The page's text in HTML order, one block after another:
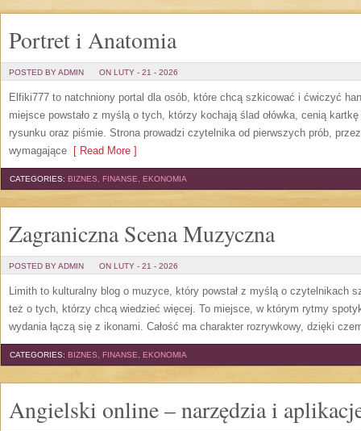
Portret i Anatomia
POSTED BY ADMIN ON LUTY - 21 - 2026
Elfiki777 to natchniony portal dla osób, które chcą szkicować i ćwiczyć
miejsce powstało z myślą o tych, którzy kochają ślad ołówka, cenią
rysunku oraz piśmie. Strona prowadzi czytelnika od pierwszych prób,
wymagające [ Read More ]
CATEGORIES: BIZNES, FINANSE, EKONOMIA
Zagraniczna Scena Muzyczna
POSTED BY ADMIN ON LUTY - 21 - 2026
Limith to kulturalny blog o muzyce, który powstał z myślą o czytelnikach
też o tych, którzy chcą wiedzieć więcej. To miejsce, w którym rytmy
wydania łączą się z ikonami. Całość ma charakter rozrywkowy, dzięki
CATEGORIES: BIZNES, FINANSE, EKONOMIA
Angielski online – narzędzia i